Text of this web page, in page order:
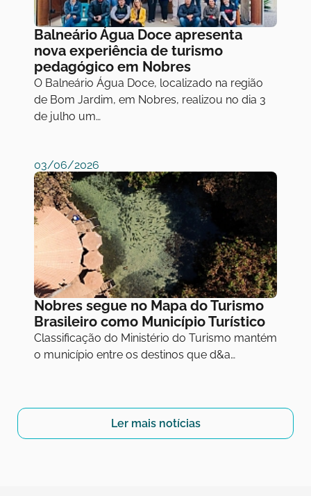
Balneário Água Doce apresenta
nova experiência de turismo
pedagógico em Nobres
O Balneário Água Doce, localizado na região
de Bom Jardim, em Nobres, realizou no dia 3
de julho um…
03/06/2026
Nobres segue no Mapa do Turismo
Brasileiro como Município Turístico
Classificação do Ministério do Turismo mantém
o município entre os destinos que d&a…
Ler mais notícias